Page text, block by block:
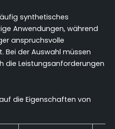
synthetisches
Anwendungen, während
anspruchsvolle
Bei der Auswahl müssen
die Leistungsanforderungen
die Eigenschaften von